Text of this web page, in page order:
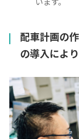
配車計画の
の導入によ